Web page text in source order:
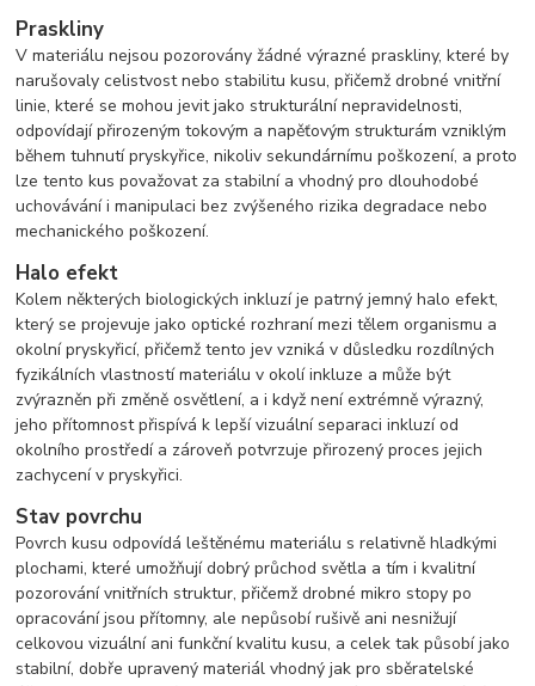
Praskliny
V materiálu nejsou pozorovány žádné výrazné praskliny, které by
narušovaly celistvost nebo stabilitu kusu, přičemž drobné vnitřní
linie, které se mohou jevit jako strukturální nepravidelnosti,
odpovídají přirozeným tokovým a napěťovým strukturám vzniklým
během tuhnutí pryskyřice, nikoliv sekundárnímu poškození, a proto
lze tento kus považovat za stabilní a vhodný pro dlouhodobé
uchovávání i manipulaci bez zvýšeného rizika degradace nebo
mechanického poškození.
Halo efekt
Kolem některých biologických inkluzí je patrný jemný halo efekt,
který se projevuje jako optické rozhraní mezi tělem organismu a
okolní pryskyřicí, přičemž tento jev vzniká v důsledku rozdílných
fyzikálních vlastností materiálu v okolí inkluze a může být
zvýrazněn při změně osvětlení, a i když není extrémně výrazný,
jeho přítomnost přispívá k lepší vizuální separaci inkluzí od
okolního prostředí a zároveň potvrzuje přirozený proces jejich
zachycení v pryskyřici.
Stav povrchu
Povrch kusu odpovídá leštěnému materiálu s relativně hladkými
plochami, které umožňují dobrý průchod světla a tím i kvalitní
pozorování vnitřních struktur, přičemž drobné mikro stopy po
opracování jsou přítomny, ale nepůsobí rušivě ani nesnižují
celkovou vizuální ani funkční kvalitu kusu, a celek tak působí jako
stabilní, dobře upravený materiál vhodný jak pro sběratelské